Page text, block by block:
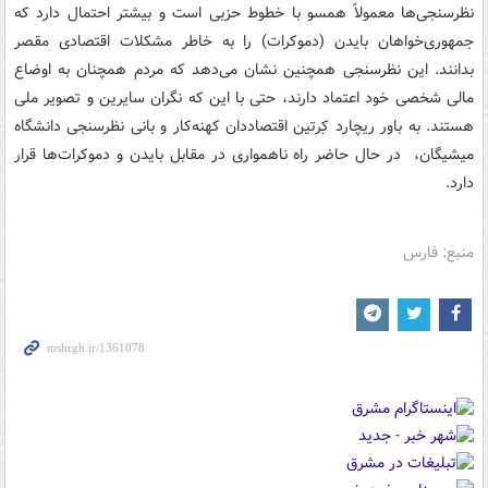
نظرسنجی‌ها معمولاً همسو با خطوط حزبی است و بیشتر احتمال دارد که
جمهوری‌خواهان بایدن (دموکرات) را به خاطر مشکلات اقتصادی مقصر
بدانند. این نظرسنجی همچنین نشان می‌دهد که مردم همچنان به اوضاع
مالی شخصی خود اعتماد دارند، حتی با این که نگران سایرین و تصویر ملی
هستند. به باور ریچارد کِرتین اقتصاددان کهنه‌کار و بانی نظرسنجی دانشگاه
میشیگان، در حال حاضر راه ناهمواری در مقابل بایدن و دموکرات‌ها قرار
دارد.
منبع: فارس